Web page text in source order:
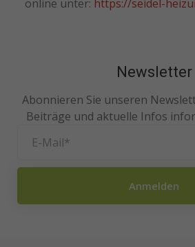
online unter: https://seidel-
Newsletter
Abonnieren Sie unseren
Beiträge und aktuelle Infos
Anmelden